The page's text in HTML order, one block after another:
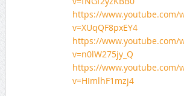
https://www.youtube.com/
v=XUqQF8pxEY4
https://www.youtube.com/
v=n0lW275jy_Q
https://www.youtube.com/
v=HImlhF1mzj4